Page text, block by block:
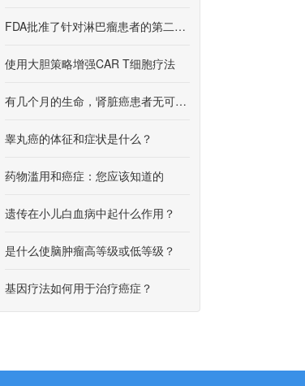
FDA批准了针对淋巴瘤患者的第二种CAR T细胞疗法
使用大胆策略增强CAR T细胞疗法
有几个月的生命，肾脏癌患者无可奈何
睾丸癌的体征和症状是什么？
药物滥用和癌症：您应该知道的
遗传在小儿白血病中起什么作用？
是什么使脑肿瘤高等级或低等级？
基因疗法如何用于治疗癌症？